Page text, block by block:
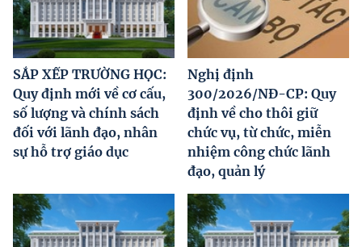
SẮP XẾP TRƯỜNG HỌC:
Quy định mới về cơ cấu,
số lượng và chính sách
đối với lãnh đạo, nhân
sự hỗ trợ giáo dục
Nghị định
300/2026/NĐ-CP: Quy
định về cho thôi giữ
chức vụ, từ chức, miễn
nhiệm công chức lãnh
đạo, quản lý